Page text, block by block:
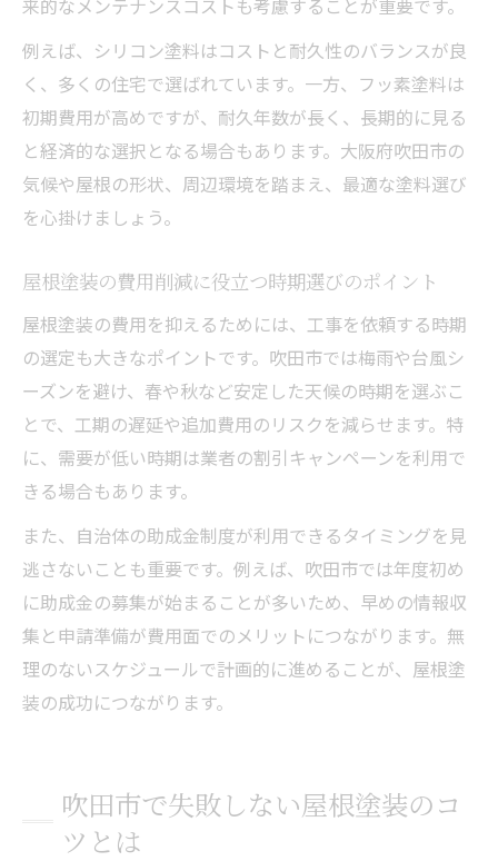
例えば、シリコン塗料はコストと耐久性のバランスが良
く、多くの住宅で選ばれています。一方、フッ素塗料は
初期費用が高めですが、耐久年数が長く、長期的に見る
と経済的な選択となる場合もあります。大阪府吹田市の
気候や屋根の形状、周辺環境を踏まえ、最適な塗料選び
を心掛けましょう。
屋根塗装の費用削減に役立つ時期選びのポイント
屋根塗装の費用を抑えるためには、工事を依頼する時期
の選定も大きなポイントです。吹田市では梅雨や台風シ
ーズンを避け、春や秋など安定した天候の時期を選ぶこ
とで、工期の遅延や追加費用のリスクを減らせます。特
に、需要が低い時期は業者の割引キャンペーンを利用で
きる場合もあります。
また、自治体の助成金制度が利用できるタイミングを見
逃さないことも重要です。例えば、吹田市では年度初め
に助成金の募集が始まることが多いため、早めの情報収
集と申請準備が費用面でのメリットにつながります。無
理のないスケジュールで計画的に進めることが、屋根塗
装の成功につながります。
吹田市で失敗しない屋根塗装のコ
ツとは